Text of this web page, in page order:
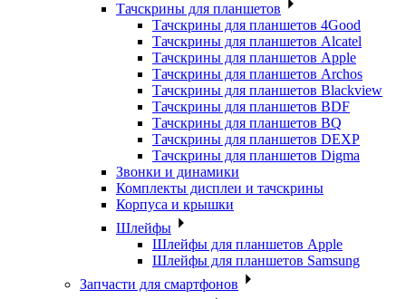
Тачскрины для планшетов
Тачскрины для планшетов 4Good
Тачскрины для планшетов Alcatel
Тачскрины для планшетов Apple
Тачскрины для планшетов Archos
Тачскрины для планшетов Blackview
Тачскрины для планшетов BDF
Тачскрины для планшетов BQ
Тачскрины для планшетов DEXP
Тачскрины для планшетов Digma
Звонки и динамики
Комплекты дисплеи и тачскрины
Корпуса и крышки
Шлейфы
Шлейфы для планшетов Apple
Шлейфы для планшетов Samsung
Запчасти для смартфонов